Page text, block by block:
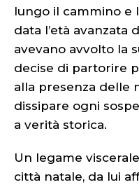
lungo il cammino e
data l’età avanzata
avevano avvolto la
decise di partorire
alla presenza delle
dissipare ogni
a verità storica.
Un legame
città natale, da lui